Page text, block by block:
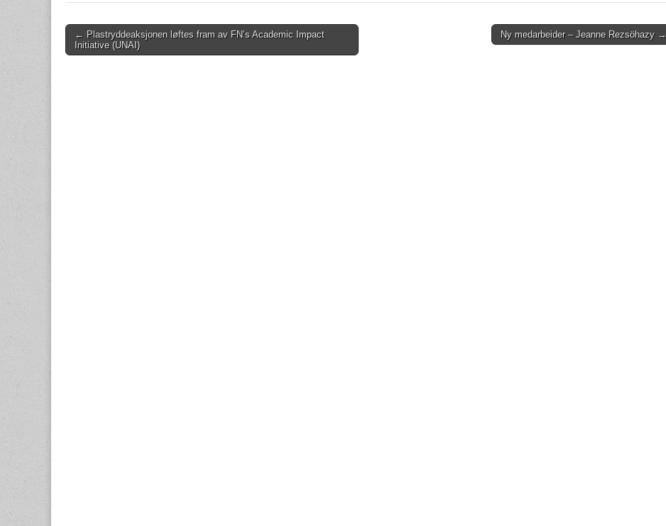
Post
navigation
← Plastryddeaksjonen løftes fram av FN’s Academic Impact
Initiative (UNAI)
Ny medarbeider – Jeanne Rezsöhazy →